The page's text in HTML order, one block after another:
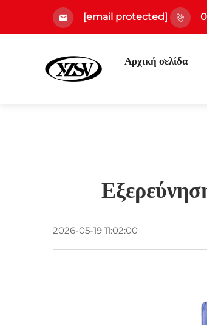
[email protected]
Αρχική σελίδα
2026-05-19 11:02:00